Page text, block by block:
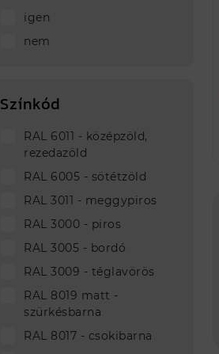
igen
nem
Színkód
RAL 6011 - középzöld,
rezedazöld
RAL 6005 - sötétzöld
RAL 3011 - meggypiros
RAL 3000 - piros
RAL 3005 - bordó
RAL 3009 - téglavörös
RAL 8019 matt -
szürkésbarna
RAL 8017 - csokibarna